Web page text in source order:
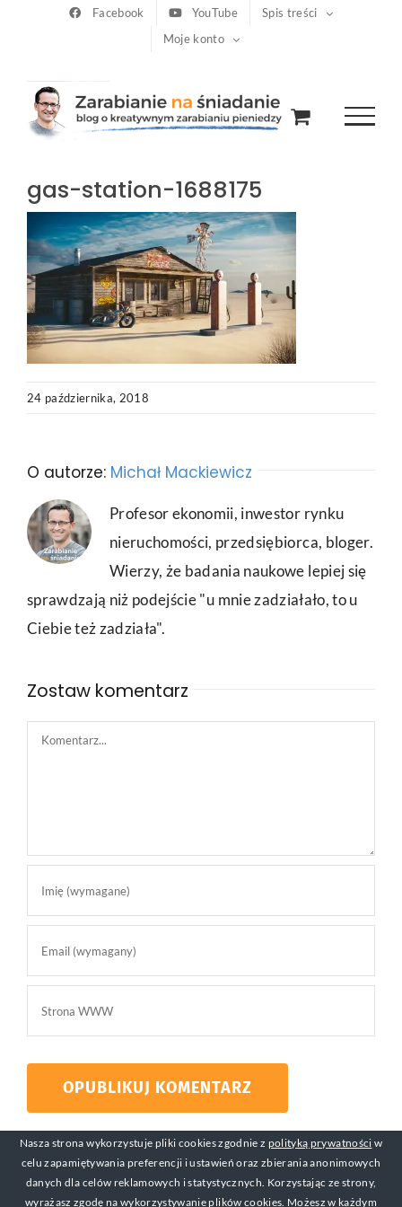
Facebook YouTube
Spis treści
Moje konto
gas-station-1688175
24 października, 2018
O autorze: Michał Mackiewicz
Profesor ekonomii, inwestor rynku
nieruchomości, przedsiębiorca, bloger.
Wierzy, że badania naukowe lepiej się
sprawdzają niż podejście "u mnie zadziałało, to u
Ciebie też zadziała".
Zostaw komentarz
Comment
Nasza strona wykorzystuje pliki cookies zgodnie z polityką prywatności w
celu zapamiętywania preferencji i ustawień oraz zbierania anonimowych
danych dla celów reklamowych i statystycznych. Korzystając ze strony,
wyrażasz zgodę na wykorzystywanie plików cookies. Możesz w każdym